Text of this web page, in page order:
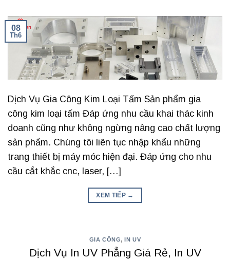
08
Th6
Dịch Vụ Gia Công Kim Loại Tấm Sản phẩm gia
công kim loại tấm Đáp ứng nhu cầu khai thác kinh
doanh cũng như không ngừng nâng cao chất lượng
sản phẩm. Chúng tôi liên tục nhập khẩu những
trang thiết bị máy móc hiện đại. Đáp ứng cho nhu
cầu cắt khắc cnc, laser, […]
XEM TIẾP →
GIA CÔNG, IN UV
Dịch Vụ In UV Phẳng Giá Rẻ, In UV